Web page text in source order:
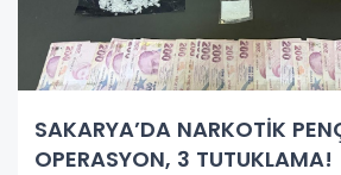
SAKARYA’DA NARKOTİK
OPERASYON, 3 TUTUKLAMA!